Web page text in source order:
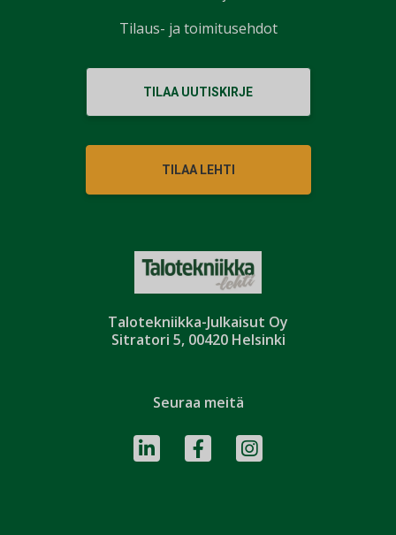
Talotekniikka-Julkaisut Oy
Sitratori 5, 00420 Helsinki
TILAA UUTISKIRJE
TILAA LEHTI
Seuraa meitä
Tilaus- ja toimitusehdot